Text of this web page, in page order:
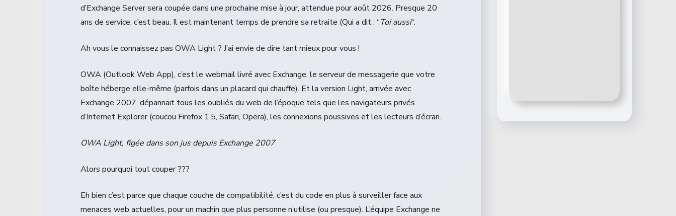
d’Exchange Server sera coupée dans une prochaine mise à jour, attendue pour août 2026. Presque 20
ans de service, c’est beau. Il est maintenant temps de prendre sa retraite (Qui a dit : “Toi aussi“.
Ah vous le connaissez pas OWA Light ? J’ai envie de dire tant mieux pour vous !
OWA (Outlook Web App), c’est le webmail livré avec Exchange, le serveur de messagerie que votre
boîte héberge elle-même (parfois dans un placard qui chauffe). Et la version Light, arrivée avec
Exchange 2007, dépannait tous les oubliés du web de l’époque tels que les navigateurs privés
d’Internet Explorer (coucou Firefox 1.5, Safari, Opera), les connexions poussives et les lecteurs d’écran.
OWA Light, figée dans son jus depuis Exchange 2007
Alors pourquoi tout couper ???
Eh bien c’est parce que chaque couche de compatibilité, c’est du code en plus à surveiller face aux
menaces web actuelles, pour un machin que plus personne n’utilise (ou presque). L’équipe Exchange ne